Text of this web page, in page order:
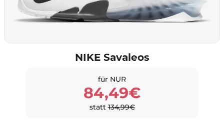
NIKE Savaleos
für NUR
84,49€
statt134,99€